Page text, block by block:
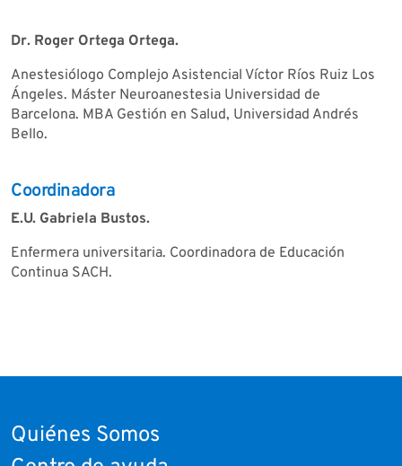
Dr. Roger Ortega Ortega.
Anestesiólogo Complejo Asistencial Víctor Ríos Ruiz Los
Ángeles. Máster Neuroanestesia Universidad de
Barcelona. MBA Gestión en Salud, Universidad Andrés
Bello.
Coordinadora
E.U. Gabriela Bustos.
Enfermera universitaria. Coordinadora de Educación
Continua SACH.
Quiénes Somos